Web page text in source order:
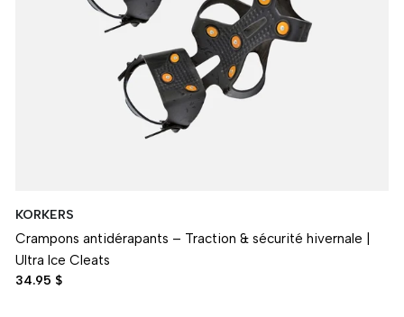
KORKERS
Crampons antidérapants – Traction & sécurité hivernale |
Ultra Ice Cleats
34.95 $